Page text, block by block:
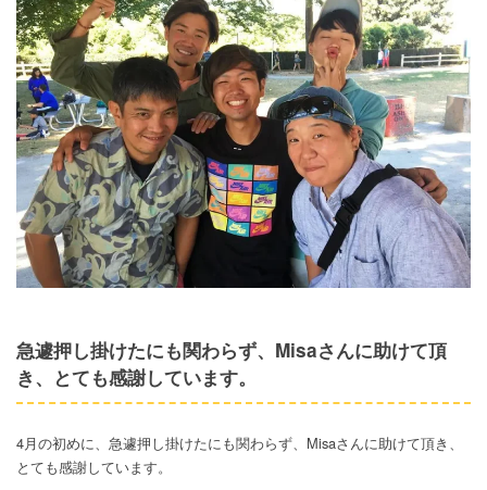
急遽押し掛けたにも関わらず、Misaさんに助けて頂
き、とても感謝しています。
4月の初めに、急遽押し掛けたにも関わらず、Misaさんに助けて頂き、
とても感謝しています。